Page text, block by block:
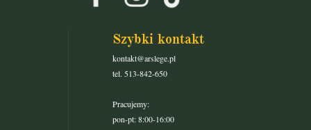
Szybki kontakt
kontakt@arslege.pl
tel. 513-842-650
Pracujemy:
pon-pt: 8:00-16:00